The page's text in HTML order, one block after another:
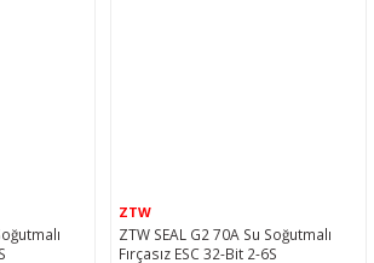
ZTW
ZTW SEAL G2 70A Su Soğutmalı
Fırçasız ESC 32-Bit 2-6S